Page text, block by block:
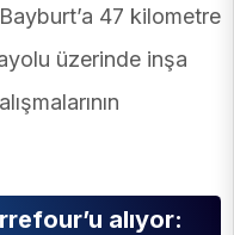
47 kilometre
üzerinde inşa
alıyor: